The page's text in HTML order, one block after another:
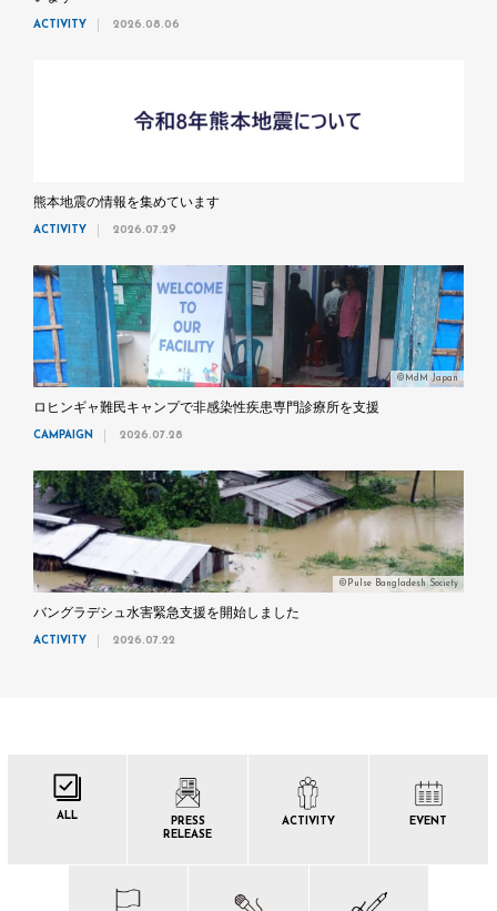
ACTIVITY 2026.08.06
熊本地震の情報を集めています
ACTIVITY 2026.07.29
©MdM Japan
ロヒンギャ難民キャンプで非感染性疾患専門診療所を支援
CAMPAIGN 2026.07.28
©Pulse Bangladesh Society
バングラデシュ水害緊急支援を開始しました
ACTIVITY 2026.07.22
ALL
PRESS
RELEASE
ACTIVITY EVENT